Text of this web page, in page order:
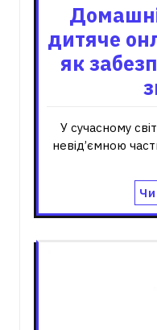
дитяче
як
У сучасному
невід’ємною